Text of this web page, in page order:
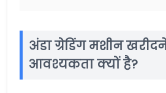
अंडा ग्रेडिंग मशीन
आवश्यकता क्यों है?